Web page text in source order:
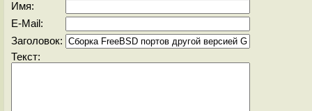
Имя:
E-Mail:
Заголовок:
Текст: